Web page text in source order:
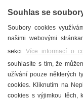
Souhlas se
Soubory cookies
našimi webovými
sekci Více informací o
souhlasíte s tím, že
užívání pouze některých
cookies. Kliknutím na
cookies s výjimkou těch,